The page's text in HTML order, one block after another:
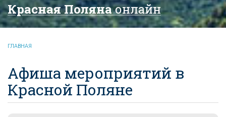
Красная Полянаонлайн
ГЛАВНАЯ
Афиша мероприятий в
Красной Поляне